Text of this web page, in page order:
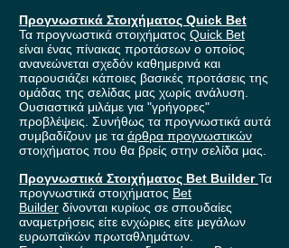
Προγνωστικά Στοιχήματος Quick Bet
Τα προγνωστικά στοιχήματος Quick Bet
είναι ένας πίνακας προτάσεων ο οποίος
ανανεώνεται σχεδόν καθημερινά και
παρουσιάζει κάποιες βασικές προτάσεις της
ομάδας της σελίδας μας χωρίς ανάλυση.
Ουσιαστικά μιλάμε για "γρήγορες"
προβλέψεις. Συνήθως τα προγνωστικά αυτά
συμβαδίζουν με τα άρθρα προγνωστικών
στοιχήματος που θα βρείς στην σελίδα μας.
Προγνωστικά Στοιχήματος Bet BuilderΤα
προγνωστικά στοιχήματος Bet
Builder δίνονται κυρίως σε σπουδαίες
αναμετρήσεις είτε ενχώριες είτε μεγάλων
ευρωπαϊκών πρωταθλημάτων.